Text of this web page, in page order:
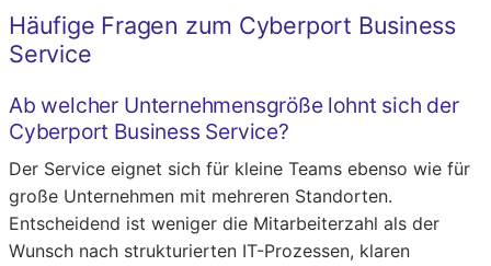
Häufige Fragen zum Cyberport Business
Service
Ab welcher Unternehmensgröße lohnt sich der
Cyberport Business Service?
Der Service eignet sich für kleine Teams ebenso wie für
große Unternehmen mit mehreren Standorten.
Entscheidend ist weniger die Mitarbeiterzahl als der
Wunsch nach strukturierten IT-Prozessen, klaren